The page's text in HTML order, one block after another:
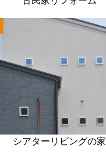
シアターリビングの家